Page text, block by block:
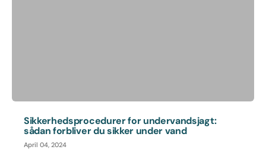
Sikkerhedsprocedurer for undervandsjagt:
sådan forbliver du sikker under vand
April 04, 2024